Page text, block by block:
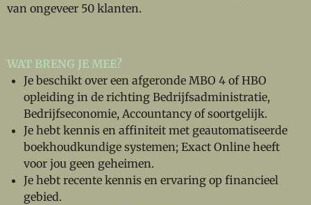
van ongeveer 50 klanten.
WAT BRENG JE MEE?
Je beschikt over een afgeronde MBO 4 of HBO
opleiding in de richting Bedrijfsadministratie,
Bedrijfseconomie, Accountancy of soortgelijk.
Je hebt kennis en affiniteit met geautomatiseerde
boekhoudkundige systemen; Exact Online heeft
voor jou geen geheimen.
Je hebt recente kennis en ervaring op financieel
gebied.